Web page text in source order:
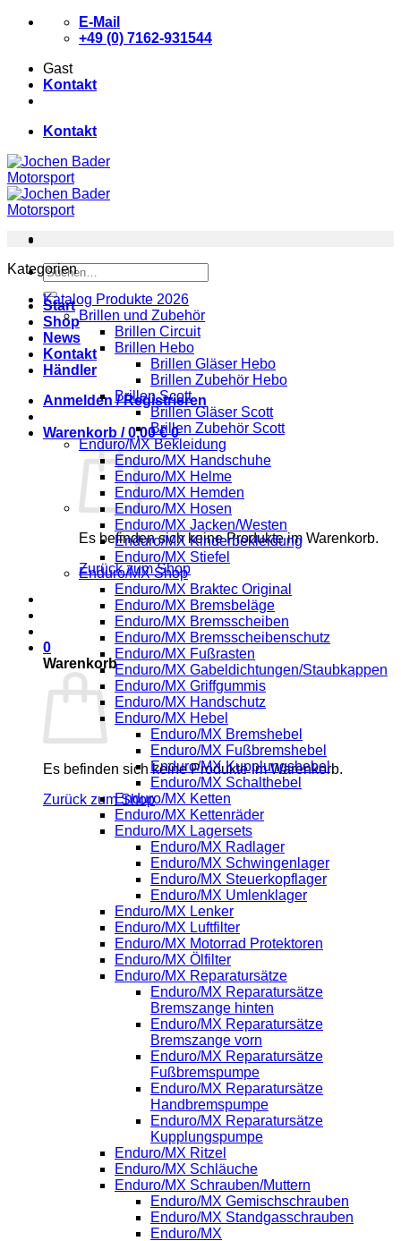
Zum
E-Mail
+49 (0) 7162-931544
Gast
Kontakt
Kontakt
Suchen
nach:
Start
Shop
News
Kontakt
Händler
Anmelden / Registrieren
Warenkorb /0,00€ 0
Es befinden sich keine Produkte im Warenkorb.
Zurück zum Shop
0
Warenkorb
Es befinden sich keine Produkte im Warenkorb.
Zurück zum Shop
Kategorien
Katalog Produkte 2026
Brillen und Zubehör
Brillen Circuit
Brillen Hebo
Brillen Gläser Hebo
Brillen Zubehör Hebo
Brillen Scott
Brillen Gläser Scott
Brillen Zubehör Scott
Enduro/MX Bekleidung
Enduro/MX Handschuhe
Enduro/MX Helme
Enduro/MX Hemden
Enduro/MX Hosen
Enduro/MX Jacken/Westen
Enduro/MX Kinderbekleidung
Enduro/MX Stiefel
Enduro/MX Shop
Enduro/MX Braktec Original
Enduro/MX Bremsbeläge
Enduro/MX Bremsscheiben
Enduro/MX Bremsscheibenschutz
Enduro/MX Fußrasten
Enduro/MX Gabeldichtungen/Staubkappen
Enduro/MX Griffgummis
Enduro/MX Handschutz
Enduro/MX Hebel
Enduro/MX Bremshebel
Enduro/MX Fußbremshebel
Enduro/MX Kupplungshebel
Enduro/MX Schalthebel
Enduro/MX Ketten
Enduro/MX Kettenräder
Enduro/MX Lagersets
Enduro/MX Radlager
Enduro/MX Schwingenlager
Enduro/MX Steuerkopflager
Enduro/MX Umlenklager
Enduro/MX Lenker
Enduro/MX Luftfilter
Enduro/MX Motorrad Protektoren
Enduro/MX Ölfilter
Enduro/MX Reparatursätze
Enduro/MX Reparatursätze
Bremszange hinten
Enduro/MX Reparatursätze
Bremszange vorn
Enduro/MX Reparatursätze
Fußbremspumpe
Enduro/MX Reparatursätze
Handbremspumpe
Enduro/MX Reparatursätze
Kupplungspumpe
Enduro/MX Ritzel
Enduro/MX Schläuche
Enduro/MX Schrauben/Muttern
Enduro/MX Gemischschrauben
Enduro/MX Standgasschrauben
Enduro/MX